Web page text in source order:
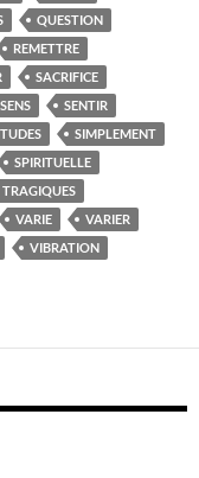
QUESTION
REMETTRE
SACRIFICE
SENS
SENTIR
SIMPLEMENT
SPIRITUELLE
TRAGIQUES
VARIE
VARIER
VIBRATION